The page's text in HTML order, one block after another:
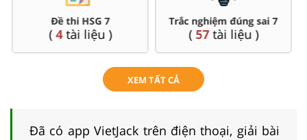
Đề thi HSG 7
(4tài liệu )
Trắc nghiệm đúng sai 7
( 57tài liệu )
XEM TẤT CẢ
Đã có app VietJack trên điện thoại, giải bài